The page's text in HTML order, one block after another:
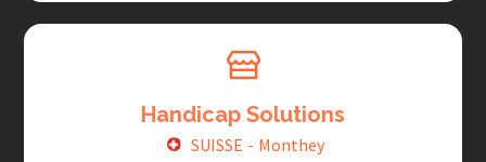
Handicap Solutions
SUISSE - Monthey